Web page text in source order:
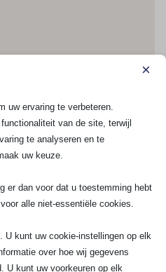
×
uw ervaring te verbeteren.
van de site, terwijl
te analyseren en te
uw keuze.
er dan voor dat u toestemming hebt
alle niet-essentiële cookies.
U kunt uw cookie-instellingen op elk
over hoe wij gegevens
U kunt uw voorkeuren op elk